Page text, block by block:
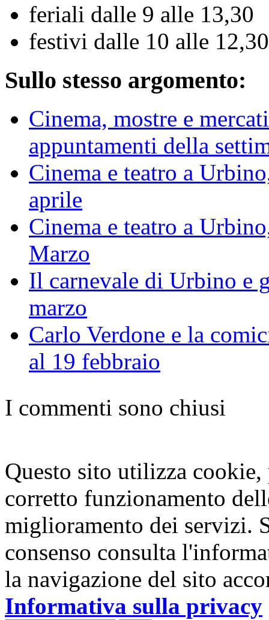
feriali dalle 9 alle 13,30
festivi dalle 10 alle 12,30
Sullo stesso argomento:
Cinema, mostre e
appuntamenti della
Cinema e teatro a
aprile
Cinema e teatro a
Marzo
Il carnevale di Urbino e
marzo
Carlo Verdone e la
al 19 febbraio
I commenti sono chiusi
Questo sito utilizza
corretto funzionamento
miglioramento dei servizi.
consenso consulta
la navigazione del sito
Informativa sulla privacy